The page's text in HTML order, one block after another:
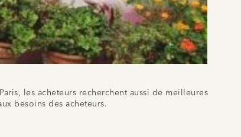
les acheteurs recherchent aussi de meilleures
besoins des acheteurs.